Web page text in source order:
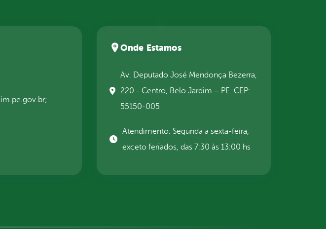
Onde Estamos
Av. Deputado José Mendonça Bezerra,
220 - Centro, Belo Jardim – PE. CEP:
55150-005
Atendimento: Segunda a sexta-feira,
exceto feriados, das 7:30 às 13:00 hs